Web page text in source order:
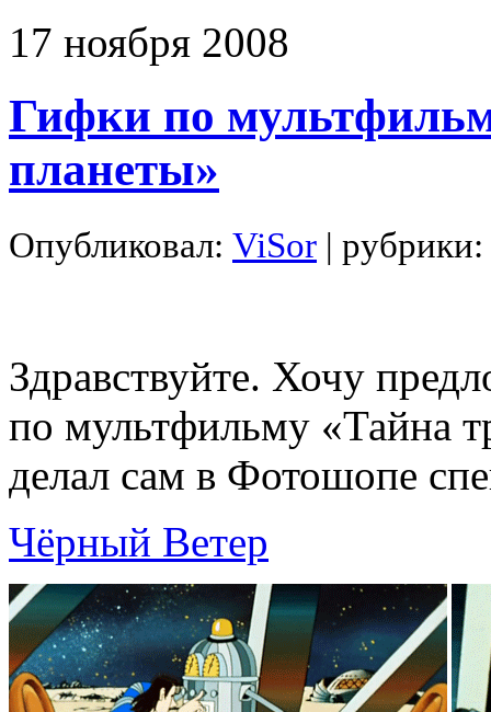
17 ноября 2008
Гифки по
планеты»
Опубликовал: ViSor | рубрики:
Здравствуйте. Хочу
по мультфильму «Тайна
делал сам в Фотошопе
Чёрный Ветер